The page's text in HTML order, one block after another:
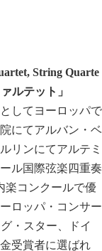
String Quarte
ルテット」
してヨーロッパで
にてアルバン・ベ
リンにてアルテミ
ル国際弦楽四重奏
楽コンクールで優
ロッパ・コンサー
・スター、ドイ
受賞者に選ばれ